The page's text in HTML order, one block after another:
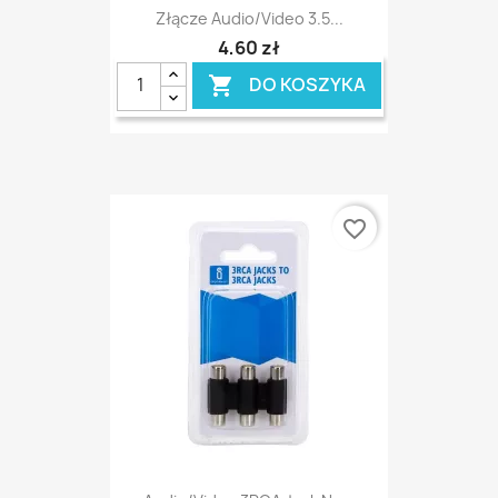
Złącze Audio/video 3.5...
4,60 zł
 DO KOSZYKA
favorite_border